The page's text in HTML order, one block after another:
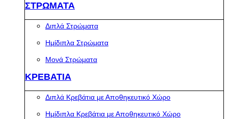
ΣΤΡΩΜΑΤΑ
Διπλά Στρώματα
Ημίδιπλα Στρώματα
Μονά Στρώματα
ΚΡΕΒΑΤΙΑ
Διπλά Κρεβάτια με Αποθηκευτικό Χώρο
Ημίδιπλα Κρεβάτια με Αποθηκευτικό Χώρο